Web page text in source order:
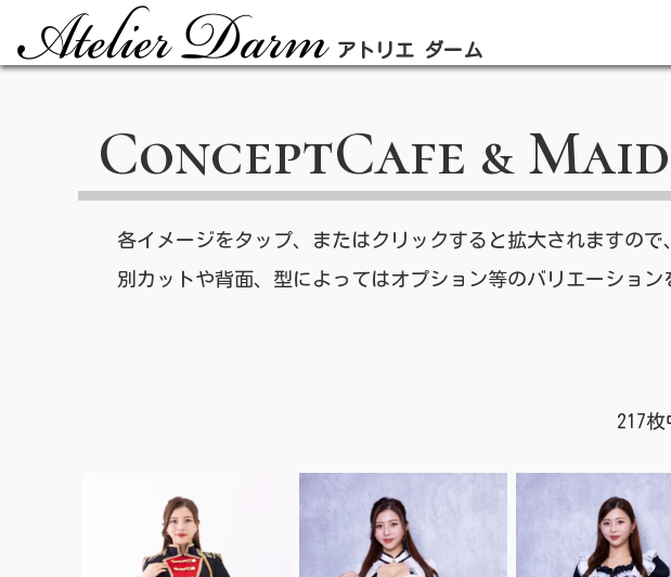
アトリエ ダーム
ConceptCafe &
各イメージをタップ、またはクリックすると拡大されますので
別カットや背面、型によってはオプション等のバリエーション
217枚